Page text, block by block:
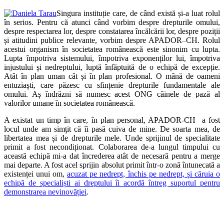
Singura instituție care, de când există și-a luat rolul
în serios. Pentru că atunci când vorbim despre drepturile omului,
despre respectarea lor, despre constatarea încălcării lor, despre poziții
și atitudini publice relevante, vorbim despre APADOR–CH. Rolul
acestui organism în societatea românească este sinonim cu lupta.
Lupta împotriva sistemului, împotriva exponenților lui, împotriva
injustului și nedreptului, luptă înfăptuită de o echipă de excepție.
Atât în plan uman cât și în plan profesional. O mână de oameni
entuziaști, care păzesc cu sfințenie drepturile fundamentale ale
omului. Aș îndrăzni să numesc acest ONG câinele de pază al
valorilor umane în societatea românească.
A existat un timp în care, în plan personal, APADOR-CH a fost
locul unde am simțit că îi pasă cuiva de mine. De soarta mea, de
libertatea mea și de drepturile mele. Unde sprijinul de specialitate
primit a fost necondiționat. Colaborarea de-a lungul timpului cu
această echipă mi-a dat încrederea atât de necesară pentru a merge
mai departe. A fost acel sprijin absolut primit într-o zonă întunecată a
existenței unui om,acuzat pe nedrept, închis pe nedrept, și căruia o
echipă de specialiști ai dreptului îi acordă întreg suportul pentru
demonstrarea nevinovăției.